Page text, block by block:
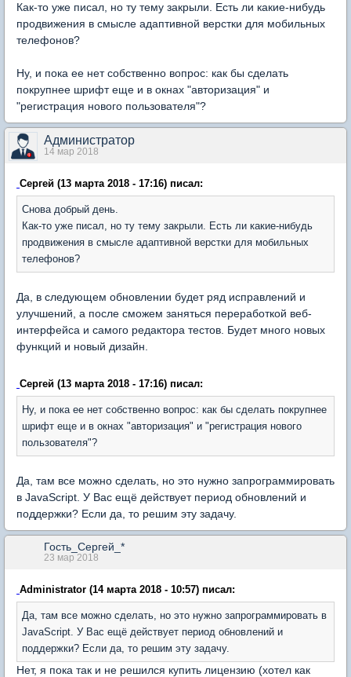
Как-то уже писал, но ту тему закрыли. Есть ли какие-нибудь
продвижения в смысле адаптивной верстки для мобильных
телефонов?
Ну, и пока ее нет собственно вопрос: как бы сделать
покрупнее шрифт еще и в окнах "авторизация" и
"регистрация нового пользователя"?
Администратор
14 мар 2018
Сергей (13 марта 2018 - 17:16) писал:
Снова добрый день.
Как-то уже писал, но ту тему закрыли. Есть ли какие-нибудь
продвижения в смысле адаптивной верстки для мобильных
телефонов?
Да, в следующем обновлении будет ряд исправлений и
улучшений, а после сможем заняться переработкой веб-
интерфейса и самого редактора тестов. Будет много новых
функций и новый дизайн.
Сергей (13 марта 2018 - 17:16) писал:
Ну, и пока ее нет собственно вопрос: как бы сделать покрупнее
шрифт еще и в окнах "авторизация" и "регистрация нового
пользователя"?
Да, там все можно сделать, но это нужно запрограммировать
в JavaScript. У Вас ещё действует период обновлений и
поддержки? Если да, то решим эту задачу.
Гость_Сергей_*
23 мар 2018
Administrator (14 марта 2018 - 10:57) писал:
Да, там все можно сделать, но это нужно запрограммировать в
JavaScript. У Вас ещё действует период обновлений и
поддержки? Если да, то решим эту задачу.
Нет, я пока так и не решился купить лицензию (хотел как